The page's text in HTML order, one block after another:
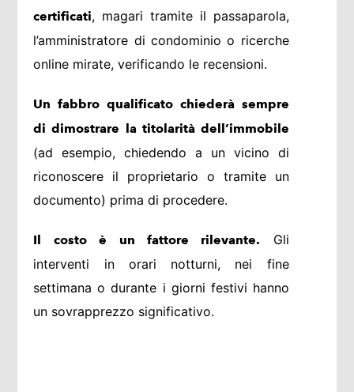
certificati, magari tramite il passaparola,
l’amministratore di condominio o ricerche
online mirate, verificando le recensioni.
Un fabbro qualificato chiederà sempre
di dimostrare la titolarità dell’immobile
(ad esempio, chiedendo a un vicino di
riconoscere il proprietario o tramite un
documento) prima di procedere.
Il costo è un fattore rilevante. Gli
interventi in orari notturni, nei fine
settimana o durante i giorni festivi hanno
un sovrapprezzo significativo.